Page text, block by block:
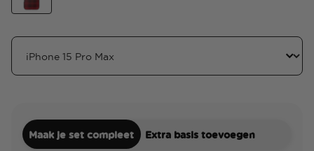
Maak je set compleet Extra basis toevoegen